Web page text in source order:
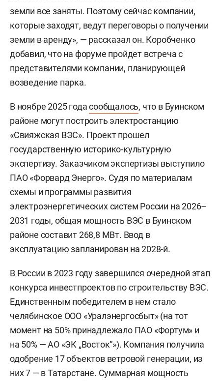
земли все заняты. Поэтому сейчас компании,
которые заходят, ведут переговоры о получении
земли в аренду», — рассказал он. Коробченко
добавил, что на форуме пройдет встреча с
представителями компании, планирующей
возведение парка.
В ноябре 2025 годасообщалось, что в Буинском
районе могут построить электростанцию
«Свияжская ВЭС». Проект прошел
государственную историко-культурную
экспертизу. Заказчиком экспертизы выступило
ПАО «Форвард Энерго». Судя по материалам
схемы и программы развития
электроэнергетических систем России на 2026–
2031 годы, общая мощность ВЭС в Буинском
районе составит 268,8 МВт. Ввод в
эксплуатацию запланирован на 2028-й.
В России в 2023 году завершился очередной этап
конкурса инвестпроектов по строительству ВЭС.
Единственным победителем в нем стало
челябинское ООО «Уралэнергосбыт» (на тот
момент на 50% принадлежало ПАО «Фортум» и
на 50% — АО «ЭК „Восток“»). Компания получила
одобрение 17 объектов ветровой генерации, из
них 7 — в Татарстане. Суммарная мощность